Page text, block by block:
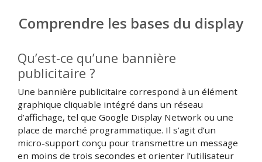
Comprendre les bases du display
Qu’est-ce qu’une bannière
publicitaire ?
Une bannière publicitaire correspond à un élément
graphique cliquable intégré dans un réseau
d’affichage, tel que Google Display Network ou une
place de marché programmatique. Il s’agit d’un
micro-support conçu pour transmettre un message
en moins de trois secondes et orienter l’utilisateur